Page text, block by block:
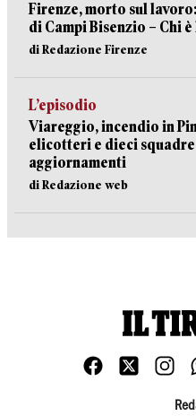
Firenze, morto sul
di Campi Bisenzio – Chi
di Redazione Firenze
L’episodio
Viareggio, incendio in
elicotteri e dieci squadre
aggiornamenti
di Redazione web